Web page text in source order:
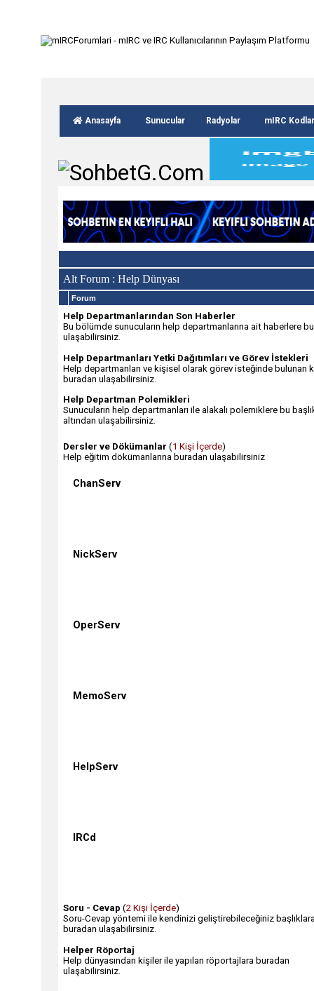
Anasayfa Sunucular Radyolar mIRC Kodlar
Alt Forum : Help Dünyası
Forum
Help Departmanlarından Son Haberler
Bu bölümde sunucuların help departmanlarına ait haberlere
ulaşabilirsiniz.
Help Departmanları Yetki Dağıtımları ve Görev İstekleri
Help departmanları ve kişisel olarak görev isteğinde bulunan
buradan ulaşabilirsiniz.
Help Departman Polemikleri
Sunucuların help departmanları ile alakalı polemiklere bu
altından ulaşabilirsiniz.
Dersler ve Dökümanlar (1 Kişi İçerde)
Help eğitim dökümanlarına buradan ulaşabilirsiniz
ChanServ
NickServ
OperServ
MemoServ
HelpServ
IRCd
Soru - Cevap (2 Kişi İçerde)
Soru-Cevap yöntemi ile kendinizi geliştirebileceğiniz
buradan ulaşabilirsiniz.
Helper Röportaj
Help dünyasından kişiler ile yapılan röportajlara buradan
ulaşabilirsiniz.